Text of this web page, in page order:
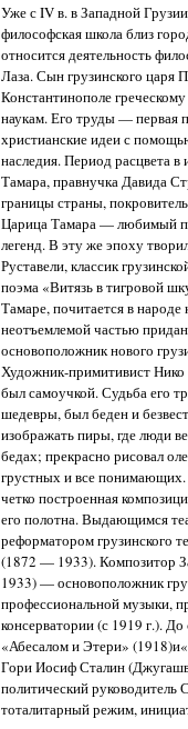
Уже с IV в. в Западной
философская школа близ
относится деятельность
Лаза. Сын грузинского царя
Константинополе
наукам. Его труды — первая
христианские идеи с
наследия. Период расцвета
Тамара, правнучка Давида
границы страны,
Царица Тамара — любимый
легенд. В эту же эпоху
Руставели, классик
поэма «Витязь в тигровой
Тамаре, почитается в
неотъемлемой частью
основоположник нового
Художник-примитивист
был самоучкой. Судьба его
шедевры, был беден и
изображать пиры, где люди
бедах; прекрасно рисовал
грустных и все
четко построенная
его полотна. Выдающимся
реформатором грузинского
(1872 — 1933). Композитор
1933) — основоположник
профессиональной музыки,
консерватории (с 1919 г.).
«Абесалом и Этери»
Гори Иосиф Сталин
политический
тоталитарный режим,